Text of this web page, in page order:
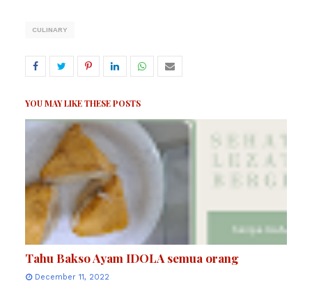
CULINARY
YOU MAY LIKE THESE POSTS
Tahu Bakso Ayam IDOLA semua orang
December 11, 2022